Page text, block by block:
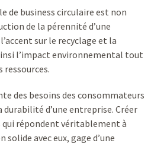
de business circulaire est non
de la pérennité d’une
sur le recyclage et la
l’impact environnemental tout
ressources.
des besoins des consommateurs
d’une entreprise. Créer
qui répondent véritablement à
avec eux, gage d’une